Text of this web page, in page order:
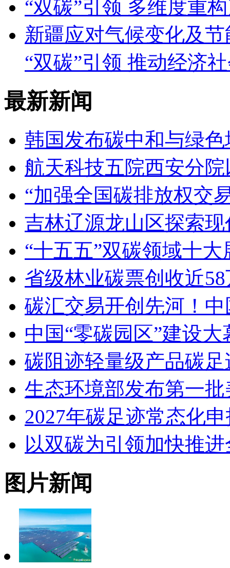
“双碳”引领 多维度重
新疆应对气候变化及
“双碳”引领 推动经济
最新新闻
韩国发布碳中和与绿
航天科技五院西安分
“加强全国碳排放权交
吉林辽源龙山区探索
“十五五”双碳领域十大
省级林业碳票创收近
碳汇交易开创先河！
中国“零碳园区”建设
碳阻迹轻量级产品碳
生态环境部发布第一
2027年碳足迹常态化
以双碳为引领加快推
图片新闻